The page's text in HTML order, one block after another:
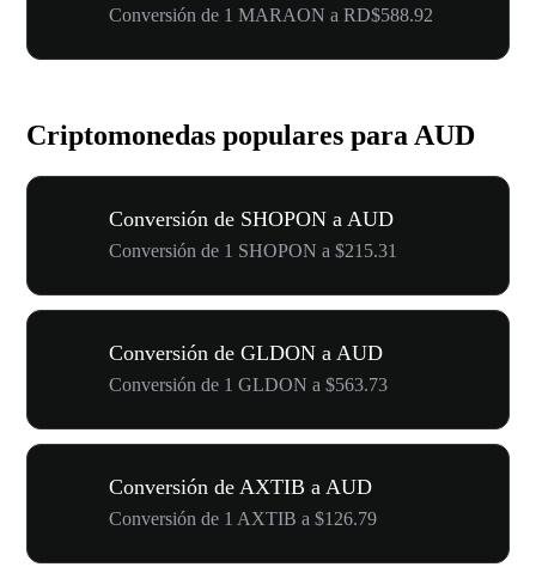
Conversión de 1 MARAON a RD$588.92
Criptomonedas populares para AUD
Conversión de SHOPON a AUD
Conversión de 1 SHOPON a $215.31
Conversión de GLDON a AUD
Conversión de 1 GLDON a $563.73
Conversión de AXTIB a AUD
Conversión de 1 AXTIB a $126.79